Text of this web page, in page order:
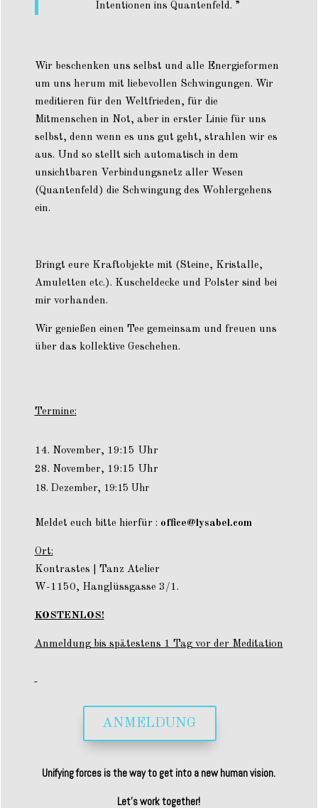
Intentionen ins Quantenfeld. ”
Wir beschenken uns selbst und alle Energieformen
um uns herum mit liebevollen Schwingungen. Wir
meditieren für den Weltfrieden, für die
Mitmenschen in Not, aber in erster Linie für uns
selbst, denn wenn es uns gut geht, strahlen wir es
aus. Und so stellt sich automatisch in dem
unsichtbaren Verbindungsnetz aller Wesen
(Quantenfeld) die Schwingung des Wohlergehens
ein.
Bringt eure Kraftobjekte mit (Steine, Kristalle,
Amuletten etc.). Kuscheldecke und Polster sind bei
mir vorhanden.
Wir genießen einen Tee gemeinsam und freuen uns
über das kollektive Geschehen.
Termine:
November, 19:15 Uhr
28. November, 19:15 Uhr
18. Dezember, 19:15 Uhr
Meldet euch bitte hierfür : office@lysabel.com
Ort:
Kontrastes | Tanz Atelier
W-1150, Hanglüssgasse 3/1.
KOSTENLOS!
Anmeldung bis spätestens 1 Tag vor der Meditation
ANMELDUNG
Unifying forces is the way to get into a new human vision.
Let’s work together!